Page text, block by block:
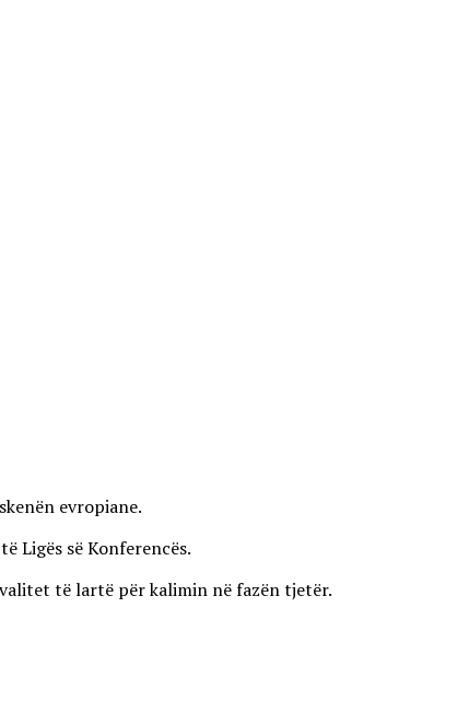
evropiane.
Ligës së Konferencës.
të lartë për kalimin në fazën tjetër.